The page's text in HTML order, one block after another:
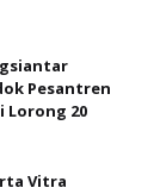
Pesantren
Lorong 20
Vitra